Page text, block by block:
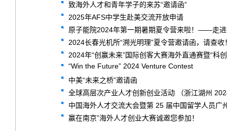
致海外人才和青年学子的来苏“邀请函”
2025年AFS中学生赴美交流开放申请
原子能院2024年第一期暑期夏令营来啦！——走
2024长春光机所“溯光明理”夏令营邀请函，请查收
2024年“创赢未来”国际创客大赛海外直通赛暨“科
“Win the Future” 2024 Venture Contest
中美“未来之桥”邀请函
全球高层次产业人才创新创业活动 （浙江湖州
中国海外人才交流大会暨第 25 届中国留学人员广
赢在南京”海外人才创业大赛诚邀您参加！